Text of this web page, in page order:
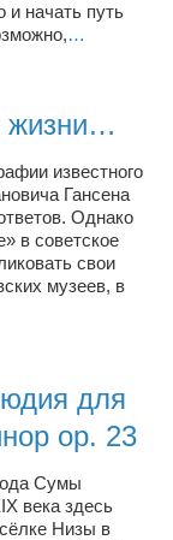
дистрибьюторов
ресторан
велосипедов
одежды
центр
и начать путь
…
жизни…
известного
Гансена
Однако
в советское
свои
музеев, в
для
op. 23
Сумы
века здесь
Низы в